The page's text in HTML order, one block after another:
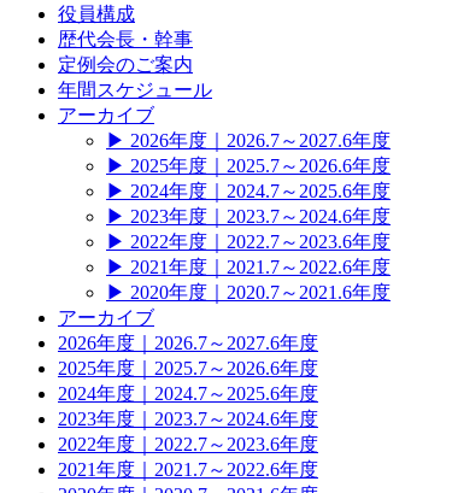
役員構成
歴代会長・幹事
定例会のご案内
年間スケジュール
アーカイブ
▶ 2026年度｜2026.7～2027.6年度
▶ 2025年度｜2025.7～2026.6年度
▶ 2024年度｜2024.7～2025.6年度
▶ 2023年度｜2023.7～2024.6年度
▶ 2022年度｜2022.7～2023.6年度
▶ 2021年度｜2021.7～2022.6年度
▶ 2020年度｜2020.7～2021.6年度
アーカイブ
2026年度｜2026.7～2027.6年度
2025年度｜2025.7～2026.6年度
2024年度｜2024.7～2025.6年度
2023年度｜2023.7～2024.6年度
2022年度｜2022.7～2023.6年度
2021年度｜2021.7～2022.6年度